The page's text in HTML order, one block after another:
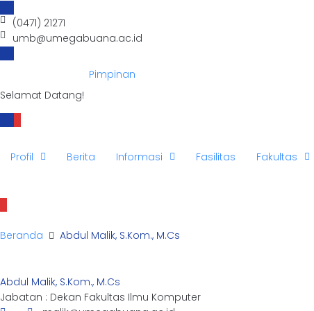
(0471) 21271
umb@umegabuana.ac.id
Pimpinan
Selamat Datang!
Profil Berita Informasi Fasilitas Fakultas
Beranda Abdul Malik, S.Kom., M.Cs
Abdul Malik, S.Kom., M.Cs
Jabatan : Dekan Fakultas Ilmu Komputer